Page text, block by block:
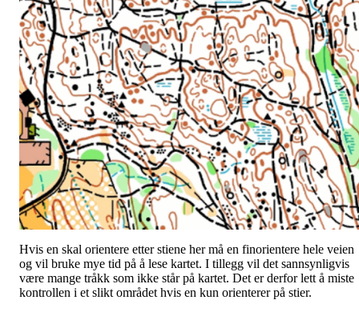
Hvis en skal orientere etter stiene her må en finorientere hele veien
og vil bruke mye tid på å lese kartet. I tillegg vil det sannsynligvis
være mange tråkk som ikke står på kartet. Det er derfor lett å miste
kontrollen i et slikt området hvis en kun orienterer på stier.